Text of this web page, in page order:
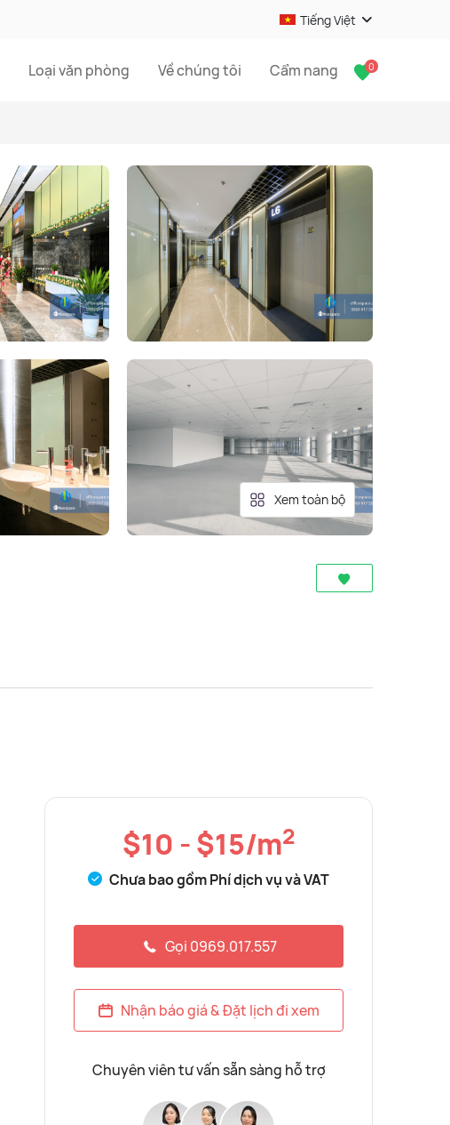
Tiếng Việt
Loại văn phòng Về chúng tôi Cẩm nang 0
Xem toàn bộ
$10 - $15/m2
Chưa bao gồm Phí dịch vụ và VAT
Gọi 0969.017.557
Nhận báo giá & Đặt lịch đi xem
Chuyên viên tư vấn sẵn sàng hỗ trợ